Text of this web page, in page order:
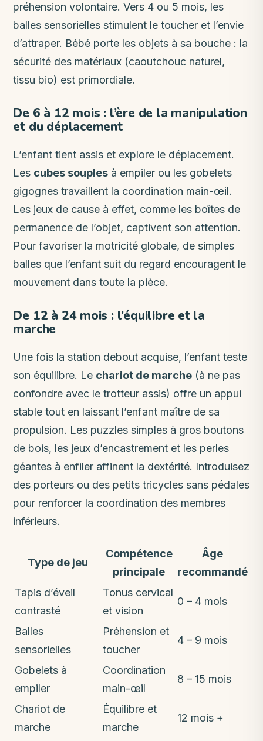
préhension volontaire. Vers 4 ou 5 mois, les
balles sensorielles stimulent le toucher et l’envie
d’attraper. Bébé porte les objets à sa bouche : la
sécurité des matériaux (caoutchouc naturel,
tissu bio) est primordiale.
De 6 à 12 mois : l’ère de la manipulation
et du déplacement
L’enfant tient assis et explore le déplacement.
Les cubes souples à empiler ou les gobelets
gigognes travaillent la coordination main-œil.
Les jeux de cause à effet, comme les boîtes de
permanence de l’objet, captivent son attention.
Pour favoriser la motricité globale, de simples
balles que l’enfant suit du regard encouragent le
mouvement dans toute la pièce.
De 12 à 24 mois : l’équilibre et la
marche
Une fois la station debout acquise, l’enfant teste
son équilibre. Le chariot de marche (à ne pas
confondre avec le trotteur assis) offre un appui
stable tout en laissant l’enfant maître de sa
propulsion. Les puzzles simples à gros boutons
de bois, les jeux d’encastrement et les perles
géantes à enfiler affinent la dextérité. Introduisez
des porteurs ou des petits tricycles sans pédales
pour renforcer la coordination des membres
inférieurs.
Type de jeu
Compétence
principale
Âge
recommandé
Tapis d’éveil
contrasté
Tonus cervical
et vision
0 – 4 mois
Balles
sensorielles
Préhension et
toucher
4 – 9 mois
Gobelets à
empiler
Coordination
main-œil
8 – 15 mois
Chariot de
marche
Équilibre et
marche
12 mois +